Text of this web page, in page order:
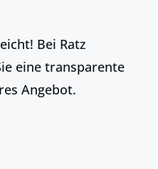
Bei Ratz
eine transparente
Angebot.